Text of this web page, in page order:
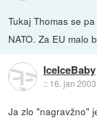
Tukaj Thomas se
NATO. Za EU malo
IceIceBaby
:: 16. jan
Ja zlo "nagravžno"